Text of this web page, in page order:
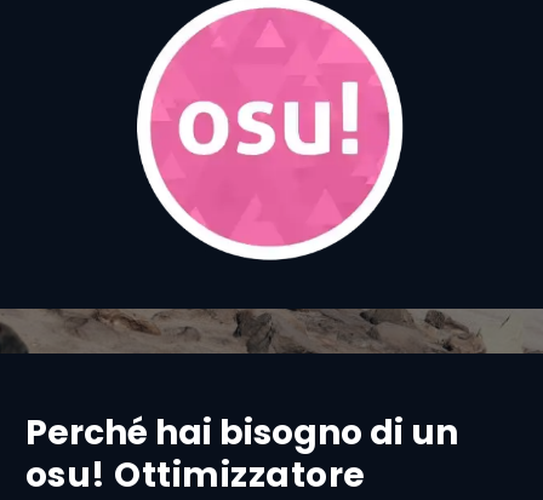
Perché hai bisogno di un
osu! Ottimizzatore